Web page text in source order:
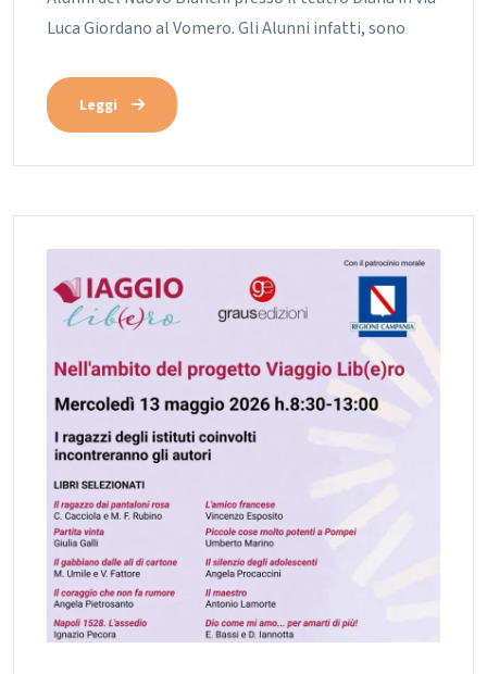
Luca Giordano al Vomero. Gli Alunni infatti, sono
Leggi